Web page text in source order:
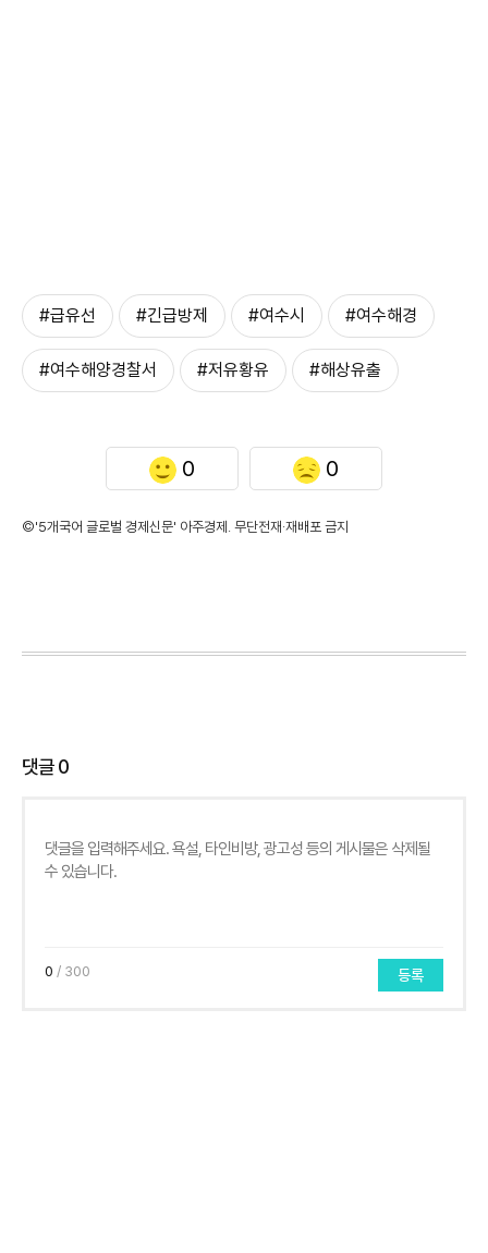
#급유선 #긴급방제 #여수시 #여수해경
#여수해양경찰서 #저유황유 #해상유출
0 0
©'5개국어 글로벌 경제신문' 아주경제. 무단전재·재배포 금지
댓글0
0 / 300 등록